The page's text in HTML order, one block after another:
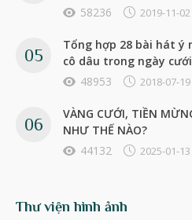
58236
2019-11-02
Tổng hợp 28 bài hát ý
cô dâu trong ngày cưới
48953
2018-07-19
VÀNG CƯỚI, TIỀN
NHƯ THẾ NÀO?
44132
2025-01-13
Thư viện hình ảnh